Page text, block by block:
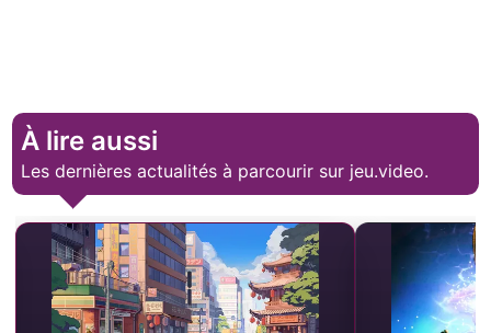
À lire aussi
Les dernières actualités à parcourir sur jeu.video.